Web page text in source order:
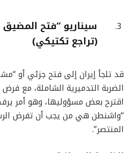
سيناريو “فتح
(تراجع تكتيكي)
قد تلجأ إيران إلى فتح جزئي أو
الضربة التدميرية الشاملة، مع
اقترح بعض مسؤوليها، وهو أمر
“واشنطن هي من يجب أن تفرض
المنتصر”.